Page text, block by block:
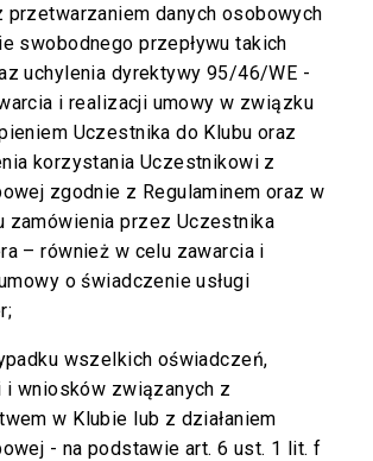
przetwarzaniem danych osobowych
swobodnego przepływu takich
uchylenia dyrektywy 95/46/WE -
i realizacji umowy w związku
Uczestnika do Klubu oraz
korzystania Uczestnikowi z
zgodnie z Regulaminem oraz w
zamówienia przez Uczestnika
– również w celu zawarcia i
o świadczenie usługi
wszelkich oświadczeń,
i wniosków związanych z
w Klubie lub z działaniem
- na podstawie art. 6 ust. 1 lit. f